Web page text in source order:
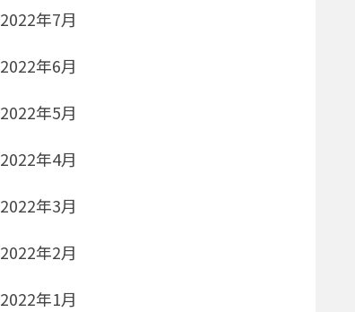
2022年7月
2022年6月
2022年5月
2022年4月
2022年3月
2022年2月
2022年1月